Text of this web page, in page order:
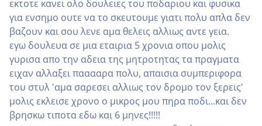
εκτοτε κανει ολο δουλειες του ποδαριου και φυσικα
για ενσημο ουτε να το σκευτουμε γιατι πολυ απλα δεν
βαζουν και σου λενε αμα θελεις αλλιως αντε γεια.
εγω δουλευα σε μια εταιρια 5 χρονια οπου μολις
γυρισα απο την αδεια της μητροτητας τα πραγματα
ειχαν αλλαξει πααααρα πολυ, απαισια συμπεριφορα
του στυλ 'αμα σαρεσει αλλιως τον δρομο τον ξερεις'
μολις εκλεισε χρονο ο μικρος μου πηρα ποδι...και δεν
βρησκω τιποτα εδω και 6 μηνες!!!!!